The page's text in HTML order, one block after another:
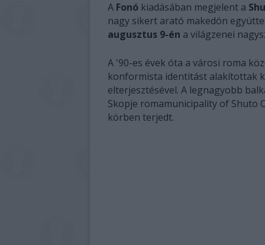
A Fonó kiadásában megjelent a
nagy sikert arató makedón
augusztus 9-én a világzenei
A '90-es évek óta a városi roma
konformista identitást alakítottak
elterjesztésével. A legnagyobb
Skopje romamunicipality of Shuto
körben terjedt.